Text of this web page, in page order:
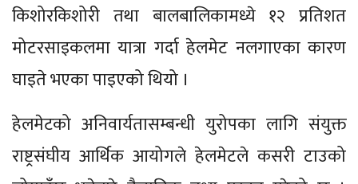
किशोरकिशोरी तथा बालबालिकामध्ये १२ प्रतिशत
मोटरसाइकलमा यात्रा गर्दा हेलमेट नलगाएका कारण
घाइते भएका पाइएको थियो ।
हेलमेटको अनिवार्यतासम्बन्धी युरोपका लागि संयुक्त
राष्ट्रसंघीय आर्थिक आयोगले हेलमेटले कसरी टाउको